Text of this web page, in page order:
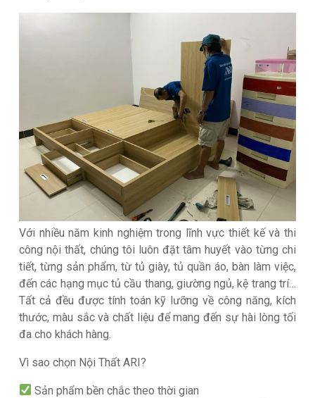
Với nhiều năm kinh nghiệm trong lĩnh vực thiết kế và thi
công nội thất, chúng tôi luôn đặt tâm huyết vào từng chi
tiết, từng sản phẩm, từ tủ giày, tủ quần áo, bàn làm việc,
đến các hạng mục tủ cầu thang, giường ngủ, kệ trang trí…
Tất cả đều được tính toán kỹ lưỡng về công năng, kích
thước, màu sắc và chất liệu để mang đến sự hài lòng tối
đa cho khách hàng.
Vì sao chọn Nội Thất ARI?
Sản phẩm bền chắc theo thời gian